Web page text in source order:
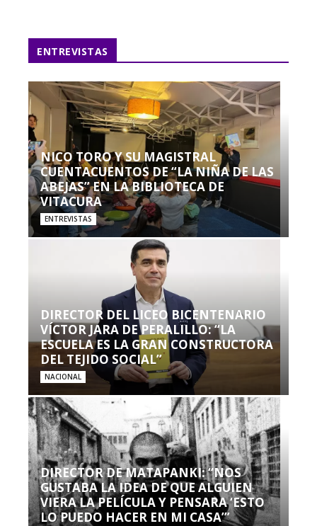
ENTREVISTAS
NICO TORO Y SU MAGISTRAL
CUENTACUENTOS DE “LA NIÑA DE LAS
ABEJAS” EN LA BIBLIOTECA DE
VITACURA
ENTREVISTAS
DIRECTOR DEL LICEO BICENTENARIO
VÍCTOR JARA DE PERALILLO: “LA
ESCUELA ES LA GRAN CONSTRUCTORA
DEL TEJIDO SOCIAL”
NACIONAL
DIRECTOR DE MATAPANKI: “NOS
GUSTABA LA IDEA DE QUE ALGUIEN
VIERA LA PELÍCULA Y PENSARA ‘ESTO
LO PUEDO HACER EN MI CASA’”